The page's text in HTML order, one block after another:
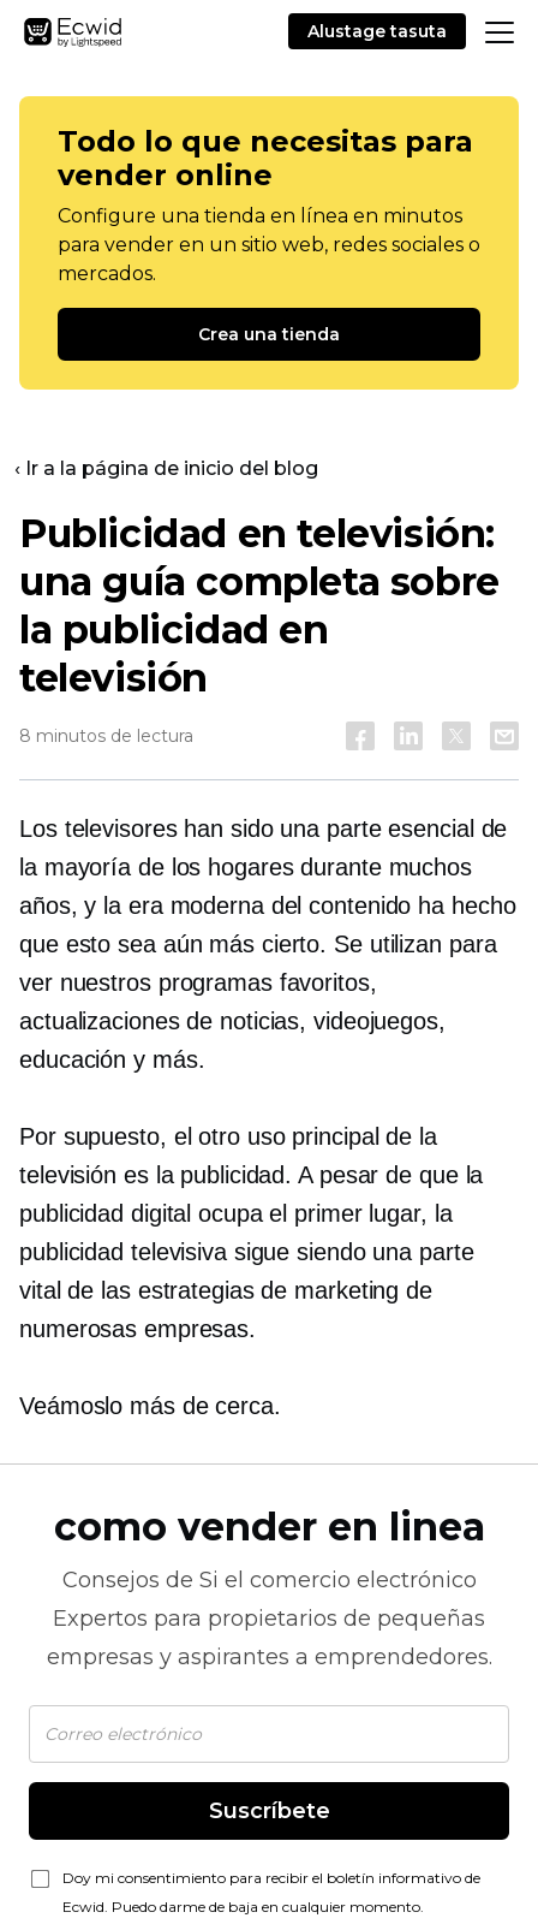
Alustage tasuta
Todo lo que necesitas para
vender online
Configure una tienda en línea en minutos
para vender en un sitio web, redes sociales o
mercados.
Crea una tienda
‹ Ir a la página de inicio del blog
Publicidad en televisión:
una guía completa sobre
la publicidad en
televisión
8 minutos de lectura
Los televisores han sido una parte esencial de
la mayoría de los hogares durante muchos
años, y la era moderna del contenido ha hecho
que esto sea aún más cierto. Se utilizan para
ver nuestros programas favoritos,
actualizaciones de noticias, videojuegos,
educación y más.
Por supuesto, el otro uso principal de la
televisión es la publicidad. A pesar de que la
publicidad digital ocupa el primer lugar, la
publicidad televisiva sigue siendo una parte
vital de las estrategias de marketing de
numerosas empresas.
Veámoslo más de cerca.
como vender en linea
Consejos de Si el comercio electrónico
Expertos para propietarios de pequeñas
empresas y aspirantes a emprendedores.
Suscríbete
Doy mi consentimiento para recibir el boletín informativo de
Ecwid. Puedo darme de baja en cualquier momento.